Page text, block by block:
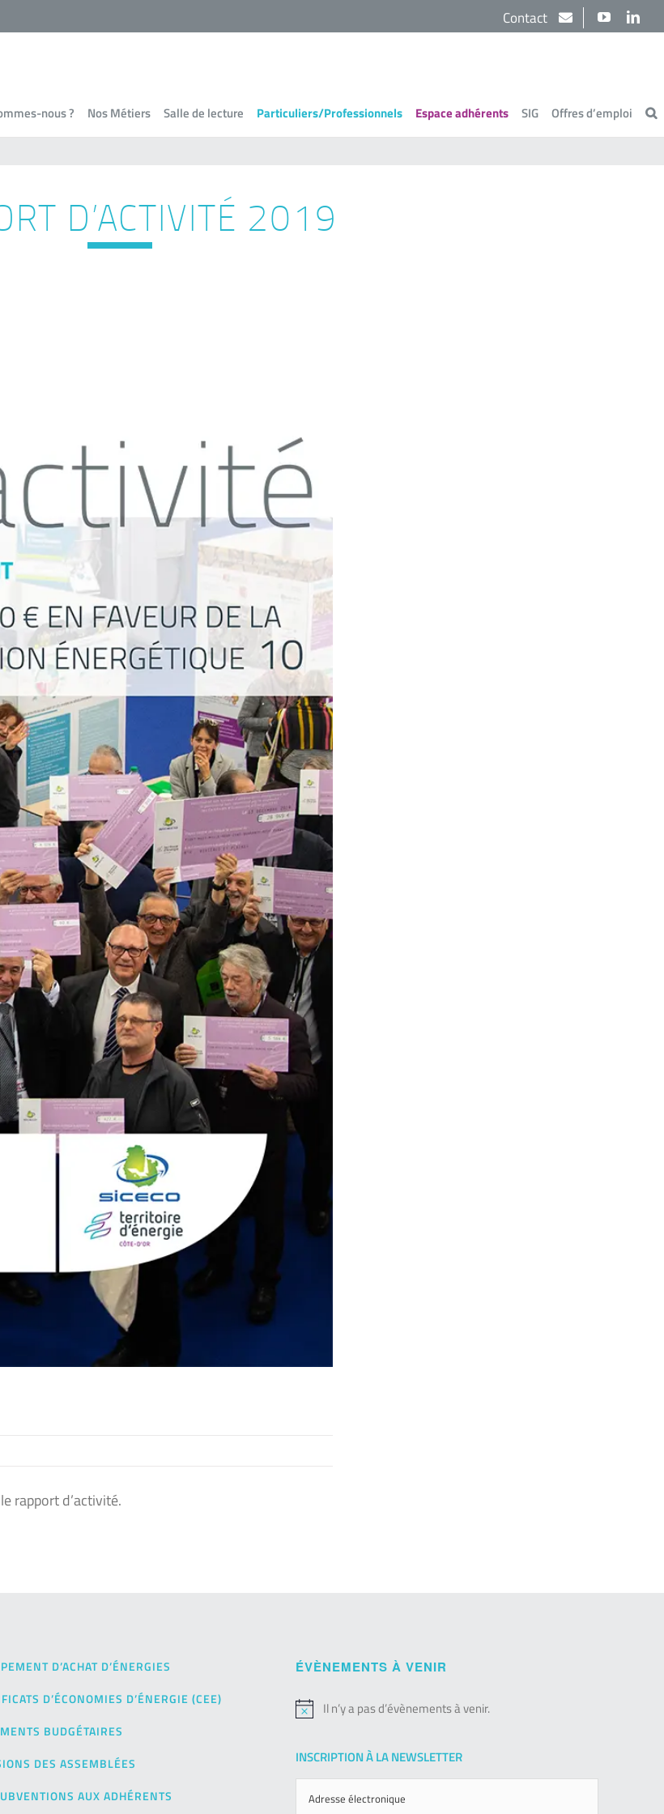
YouTube
Contact
nous ? Nos Métiers Salle de lecture Particuliers/Professionnels Espace adhérents SIG Offres d’emploi
D’ACTIVITÉ 2019
rapport d’activité.
D’ACHAT D’ÉNERGIES
D’ÉCONOMIES D’ÉNERGIE (CEE)
BUDGÉTAIRES
DES ASSEMBLÉES
AUX ADHÉRENTS
ÉVÈNEMENTS À VENIR
Notice
Il n’y a pas d’évènements à venir.
INSCRIPTION À LA NEWSLETTER